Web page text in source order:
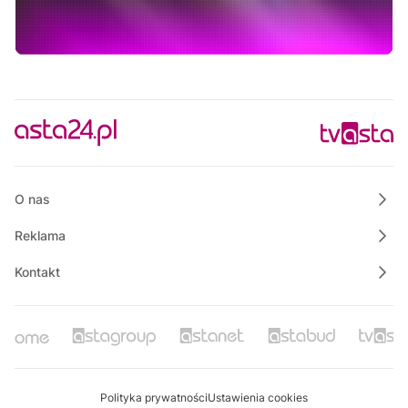
12:45
Rozmowa dnia
13:00
13:15
Polskie Lasy
O nas
Reklama
Kontakt
Polityka prywatnościUstawienia cookies